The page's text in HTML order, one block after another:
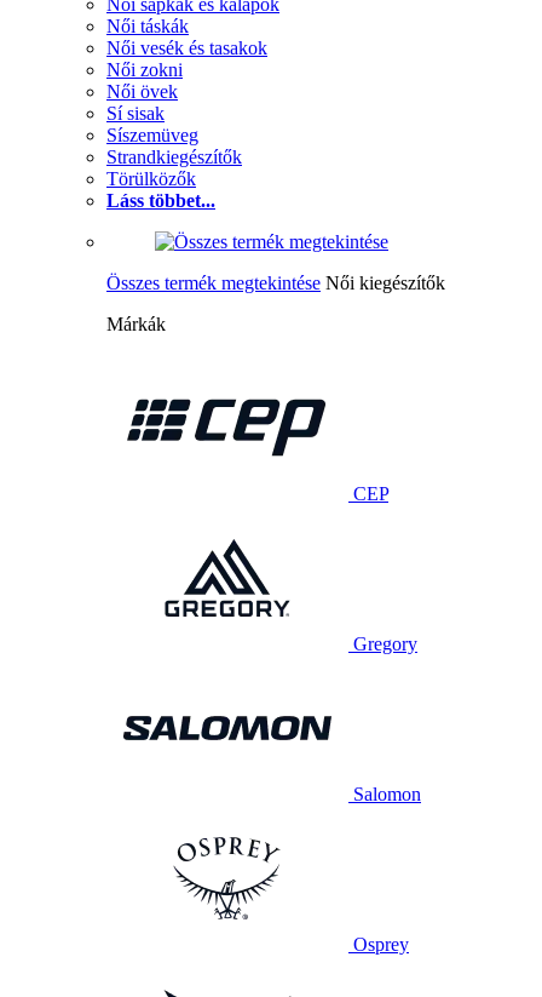
Női sapkák és kalapok
Női táskák
Női vesék és tasakok
Női zokni
Női övek
Sí sisak
Síszemüveg
Strandkiegészítők
Törülközők
Láss többet...
Összes termék megtekintése Női kiegészítők
Márkák
CEP
Gregory
Salomon
Osprey